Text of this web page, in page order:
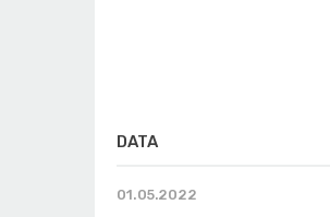
DATA
01.05.2022